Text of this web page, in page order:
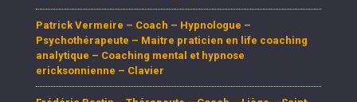
Patrick Vermeire – Coach – Hypnologue –
Psychothérapeute – Maitre praticien en life coaching
analytique – Coaching mental et hypnose
ericksonnienne – Clavier